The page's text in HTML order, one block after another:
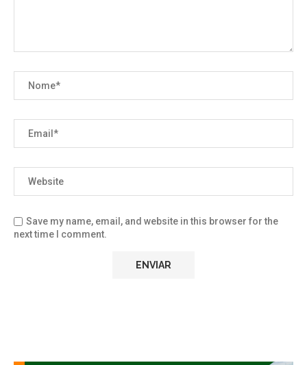
Save my name, email, and website in this browser for the
next time I comment.